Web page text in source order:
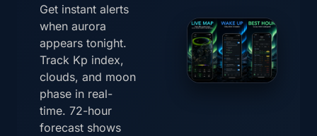
Get instant alerts
when aurora
appears tonight.
Track Kp index,
clouds, and moon
phase in real-
time. 72-hour
forecast shows